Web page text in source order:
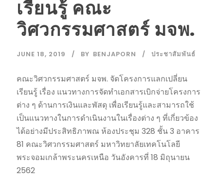
เรียนรู้ คณะ
วิศวกรรมศาสตร์ มจพ.
JUNE 18, 2019 BY BENJAPORN ประชาสัมพันธ์
คณะวิศวกรรมศาสตร์ มจพ. จัดโครงการแลกเปลี่ยน
เรียนรู้ เรื่อง แนวทางการจัดทำเอกสารเบิกจ่ายโครงการ
ต่าง ๆ ด้านการเงินและพัสดุ เพื่อเรียนรู้และสามารถใช้
เป็นแนวทางในการดำเนินงานในเรื่องต่าง ๆ ที่เกี่ยวข้อง
ได้อย่างมีประสิทธิภาพณ ห้องประชุม 328 ชั้น 3 อาคาร
81 คณะวิศวกรรมศาสตร์ มหาวิทยาลัยเทคโนโลยี
พระจอมเกล้าพระนครเหนือ วันอังคารที่ 18 มิถุนายน
2562